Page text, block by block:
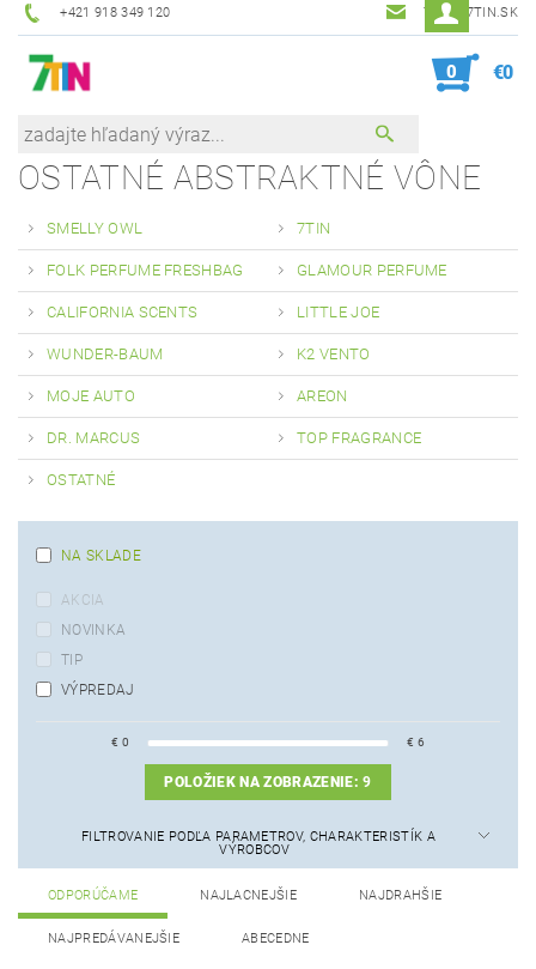
+421 918 349 120 7TIN@7TIN.SK
0 €0
OSTATNÉ ABSTRAKTNÉ VÔNE
SMELLY OWL 7TIN
FOLK PERFUME FRESHBAG GLAMOUR PERFUME
CALIFORNIA SCENTS LITTLE JOE
WUNDER-BAUM K2 VENTO
MOJE AUTO AREON
DR. MARCUS TOP FRAGRANCE
OSTATNÉ
NA SKLADE
AKCIA
NOVINKA
TIP
VÝPREDAJ
€ 0 € 6
POLOŽIEK NA ZOBRAZENIE:9
FILTROVANIE PODĽA PARAMETROV, CHARAKTERISTÍK A
VÝROBCOV
ODPORÚČAME NAJLACNEJŠIE NAJDRAHŠIE
NAJPREDÁVANEJŠIE ABECEDNE